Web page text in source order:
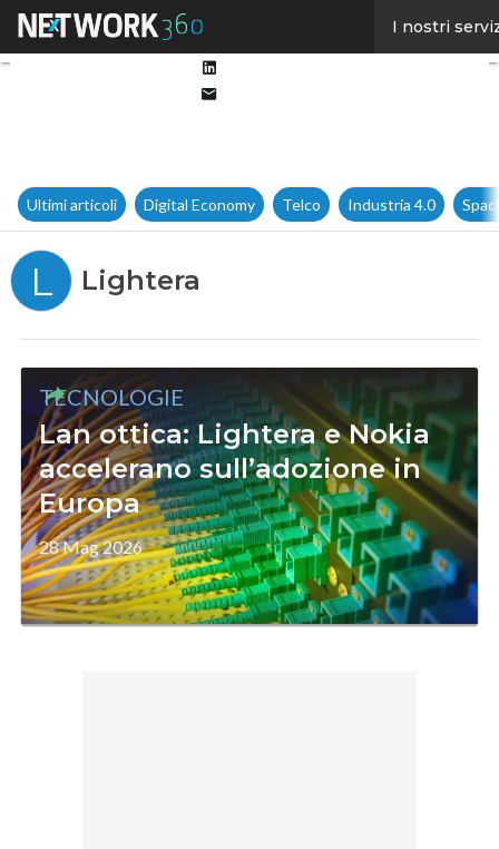
I nostri
Ultimi articoli Digital Economy Telco Industria 4.0
L Lightera
TECNOLOGIE
Lan ottica: Lightera e Nokia
accelerano sull’adozione in
Europa
28 Mag 2026